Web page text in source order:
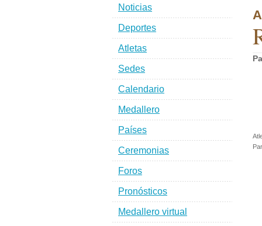
Noticias
Deportes
Atletas
Sedes
Calendario
Medallero
Países
Ceremonias
Foros
Pronósticos
Medallero virtual